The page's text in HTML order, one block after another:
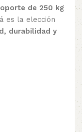
de 250 kg
es la elección
durabilidad y